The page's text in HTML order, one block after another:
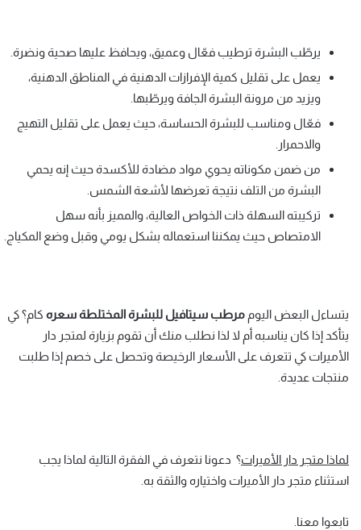
يرطّب البشرة ترطيب فعّال وعميق، ويحافظ عليها صحية ونضرة.
يعمل على تقليل كمية الإفرازات الدهنية في المناطق الدهنية،
ويزيد من مرونة البشرة الجافة ويرطّبها.
فعّال ومناسب للبشرة الحساسة، حيث يعمل على تقليل التهيج
والاحمرار.
من ضمن مكوناته يحوي مواد مضادة للأكسدة حيث إنه يحمي
البشرة من التلف نتيجة تعرضها لأشعة الشمس.
تركيبته السهلة ذات الخواص العالية، والمميز بأنه سهل
الامتصاص حيث يمكننا استعماله بشكل يومي وقبل وضع المكياج.
يتساءل البعض اليوم مرطب سيتافيل للبشرة المختلطة سعره كام؟ كي
يتأكد إذا كان يناسبه أم لا لذا نطلب منك أن تقوم بزيارة لمتجر دار
الأميرات كي تتعرف على الأسعار الرخيصة وتحصل على خصم إذا طلبت
منتجات عديدة.
لماذا متجر دار الأميرات؟ دعونا نتعرف في الفقرة التالية لماذا يجب
استثناء متجر دار الأميرات واختياره والثقة به.
تابعوا معنا.